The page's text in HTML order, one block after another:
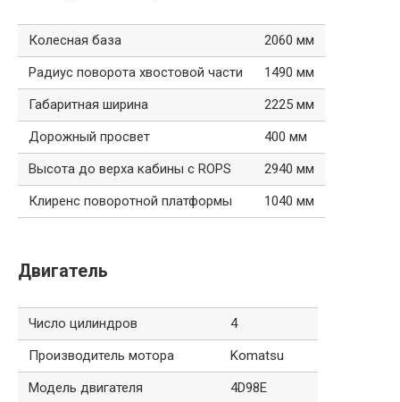
Колесная база
2060 мм
Радиус поворота хвостовой части
1490 мм
Габаритная ширина
2225 мм
Дорожный просвет
400 мм
Высота до верха кабины с ROPS
2940 мм
Клиренс поворотной платформы
1040 мм
Двигатель
Число цилиндров
4
Производитель мотора
Komatsu
Модель двигателя
4D98E